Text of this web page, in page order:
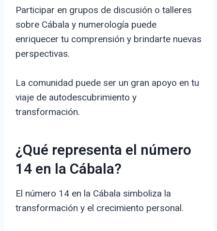
Participar en grupos de discusión o talleres
sobre Cábala y numerología puede
enriquecer tu comprensión y brindarte nuevas
perspectivas.
La comunidad puede ser un gran apoyo en tu
viaje de autodescubrimiento y
transformación.
¿Qué representa el número
14 en la Cábala?
El número 14 en la Cábala simboliza la
transformación y el crecimiento personal.